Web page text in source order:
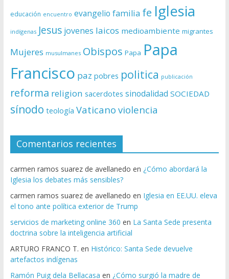
educación encuentro evangelio familia fe Iglesia
indígenas Jesus jovenes laicos medioambiente migrantes
Mujeres musulmanes Obispos Papa Papa
Francisco paz pobres politica publicación
reforma religion sacerdotes sinodalidad SOCIEDAD
sínodo teología Vaticano violencia
Comentarios recientes
carmen ramos suarez de avellanedo en ¿Cómo abordará la
Iglesia los debates más sensibles?
carmen ramos suarez de avellanedo en Iglesia en EE.UU. eleva
el tono ante política exterior de Trump
servicios de marketing online 360 en La Santa Sede presenta
doctrina sobre la inteligencia artificial
ARTURO FRANCO T. en Histórico: Santa Sede devuelve
artefactos indígenas
Ramón Puig dela Bellacasa en ¿Cómo surgió la madre de